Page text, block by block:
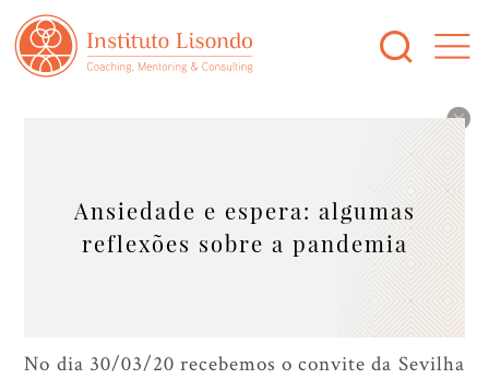
Ansiedade e espera: algumas
reflexões sobre a pandemia
No dia 30/03/20 recebemos o convite da Sevilha